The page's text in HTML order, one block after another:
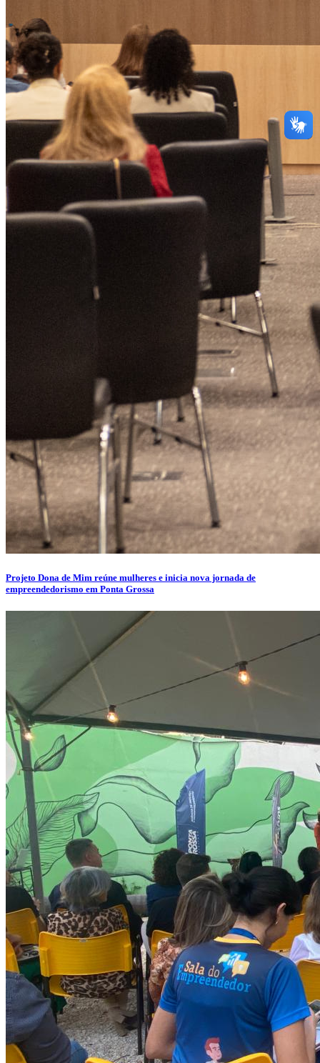
Projeto Dona de Mim reúne mulheres e inicia nova jornada de
empreendedorismo em Ponta Grossa